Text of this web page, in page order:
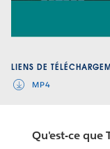
LIENS DE
MP4
Qu'est-ce que